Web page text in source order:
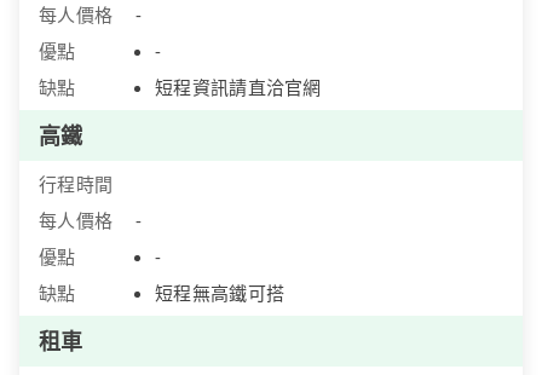
每人價格
-
優點
-
缺點
短程資訊請直洽官網
高鐵
行程時間
每人價格
-
優點
-
缺點
短程無高鐵可搭
租車